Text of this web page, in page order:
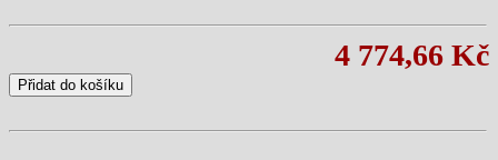
4 774,66 Kč
Přidat do košíku